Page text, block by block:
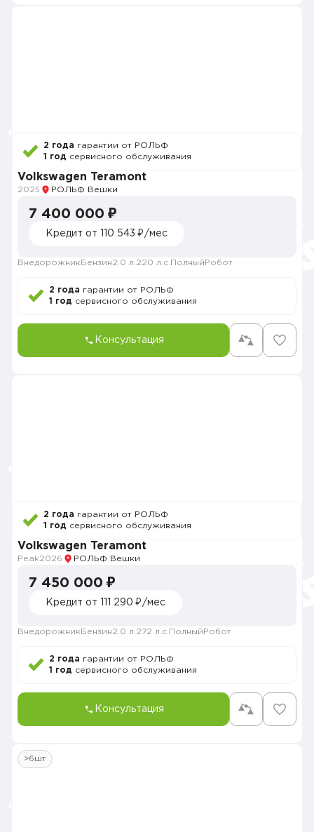
2 года гарантии от РОЛЬФ
1 год сервисного обслуживания
Volkswagen Teramont
2025 РОЛЬФ Вешки
7 400 000 ₽
Кредит от 110 543 ₽/мес
Внедорожник Бензин2.0 л. 220 л.с. Полный Робот
2 года гарантии от РОЛЬФ
1 год сервисного обслуживания
Консультация
2 года гарантии от РОЛЬФ
1 год сервисного обслуживания
Volkswagen Teramont
Peak2026 РОЛЬФ Вешки
7 450 000 ₽
Кредит от 111 290 ₽/мес
Внедорожник Бензин2.0 л. 272 л.с. Полный Робот
2 года гарантии от РОЛЬФ
1 год сервисного обслуживания
Консультация
>6шт